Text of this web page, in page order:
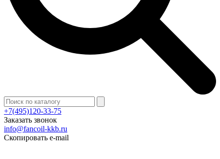
+7(495)120-33-75
Заказать звонок
info@fancoil-kkb.ru
Скопировать e-mail